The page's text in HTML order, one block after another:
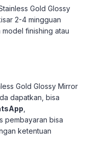
Gold Glossy
2-4 mingguan
finishing atau
Gold Glossy Mirror
dapatkan, bisa
pembayaran bisa
ketentuan